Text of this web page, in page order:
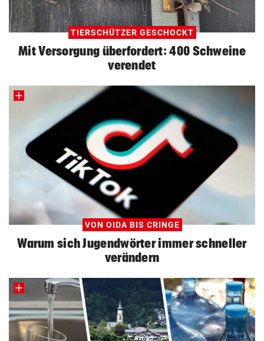
TIERSCHÜTZER GESCHOCKT
Mit Versorgung überfordert: 400 Schweine
verendet
VON OIDA BIS CRINGE
Warum sich Jugendwörter immer schneller
verändern